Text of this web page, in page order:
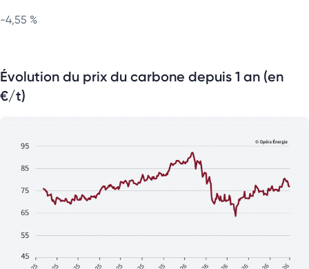
-4,55 %
Évolution du prix du carbone depuis 1 an (en
€/t)